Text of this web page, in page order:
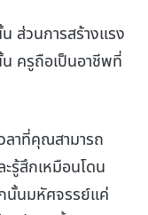
ส่วนการสร้างแรง
น ครูถือเป็นอาชีพที่
ลาที่คุณสามารถ
ะรู้สึกเหมือนโดน
นั้นมหัศจรรย์แค่